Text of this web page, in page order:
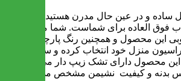
ساده و در عین حال مدرن هستید راحتی
فوق العاده برای شماست. شما میتوانید
این محصول و همچنین رنگ پارچه را به
منزل خود انتخاب کرده و سفارش
این محصول دارای تشک زیپ دار می باشد